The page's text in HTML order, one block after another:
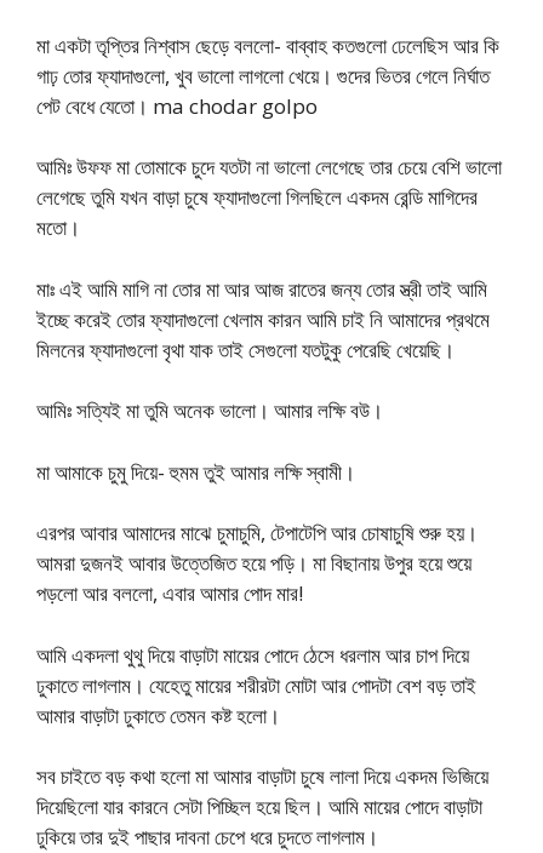
মা একটা তৃপ্তির নিশ্বাস ছেড়ে বললো- বাব্বাহ কতগুলো ঢেলেছিস আর কি
গাঢ় তোর ফ্যাদাগুলো, খুব ভালো লাগলো খেয়ে। গুদের ভিতর গেলে নির্ঘাত
পেট বেধে যেতো। ma chodar golpo
আমিঃ উফফ মা তোমাকে চুদে যতটা না ভালো লেগেছে তার চেয়ে বেশি ভালো
লেগেছে তুমি যখন বাড়া চুষে ফ্যাদাগুলো গিলছিলে একদম রেন্ডি মাগিদের
মতো।
মাঃ এই আমি মাগি না তোর মা আর আজ রাতের জন্য তোর স্ত্রী তাই আমি
ইচ্ছে করেই তোর ফ্যাদাগুলো খেলাম কারন আমি চাই নি আমাদের প্রথমে
মিলনের ফ্যাদাগুলো বৃথা যাক তাই সেগুলো যতটুকু পেরেছি খেয়েছি।
আমিঃ সত্যিই মা তুমি অনেক ভালো। আমার লক্ষি বউ।
মা আমাকে চুমু দিয়ে- হুমম তুই আমার লক্ষি স্বামী।
এরপর আবার আমাদের মাঝে চুমাচুমি, টেপাটেপি আর চোষাচুষি শুরু হয়।
আমরা দুজনই আবার উত্তেজিত হয়ে পড়ি। মা বিছানায় উপুর হয়ে শুয়ে
পড়লো আর বললো, এবার আমার পোদ মার!
আমি একদলা থুথু দিয়ে বাড়াটা মায়ের পোদে ঠেসে ধরলাম আর চাপ দিয়ে
ঢুকাতে লাগলাম। যেহেতু মায়ের শরীরটা মোটা আর পোদটা বেশ বড় তাই
আমার বাড়াটা ঢুকাতে তেমন কষ্ট হলো।
সব চাইতে বড় কথা হলো মা আমার বাড়াটা চুষে লালা দিয়ে একদম ভিজিয়ে
দিয়েছিলো যার কারনে সেটা পিচ্ছিল হয়ে ছিল। আমি মায়ের পোদে বাড়াটা
ঢুকিয়ে তার দুই পাছার দাবনা চেপে ধরে চুদতে লাগলাম।